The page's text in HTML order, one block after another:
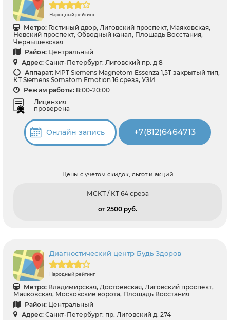
Народный рейтинг
Метро: Гостиный двор, Лиговский проспект, Маяковская,
Невский проспект, Обводный канал, Площадь Восстания,
Чернышевская
Район: Центральный
Адрес: Санкт-Петербург: Лиговский пр. д 8
Аппарат: МРТ Siemens Magnetom Essenza 1,5T закрытый тип,
КТ Siemens Somatom Emotion 16 среза, УЗИ
Режим работы: 8:00-20:00
Лицензия
проверена
Онлайн запись +7(812)6464713
Цены с учетом скидок, льгот и акций
МСКТ / КТ 64 среза
от 2500 pуб.
Диагностический центр Будь Здоров
Народный рейтинг
Метро: Владимирская, Достоевская, Лиговский проспект,
Маяковская, Московские ворота, Площадь Восстания
Район: Центральный
Адрес: Санкт-Петербург: пр. Лиговский д. 274